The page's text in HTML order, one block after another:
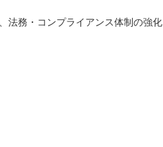
法務・コンプライアンス体制の強